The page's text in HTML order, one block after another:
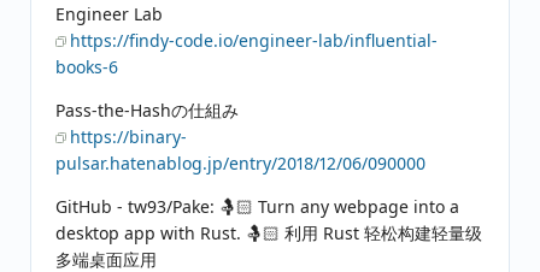
Engineer Lab
https://findy-code.io/engineer-lab/influential-
books-6
Pass-the-Hashの仕組み
https://binary-
pulsar.hatenablog.jp/entry/2018/12/06/090000
GitHub - tw93/Pake: 🤱🏻 Turn any webpage into a
desktop app with Rust. 🤱🏻 利用 Rust 轻松构建轻量级
多端桌面应用